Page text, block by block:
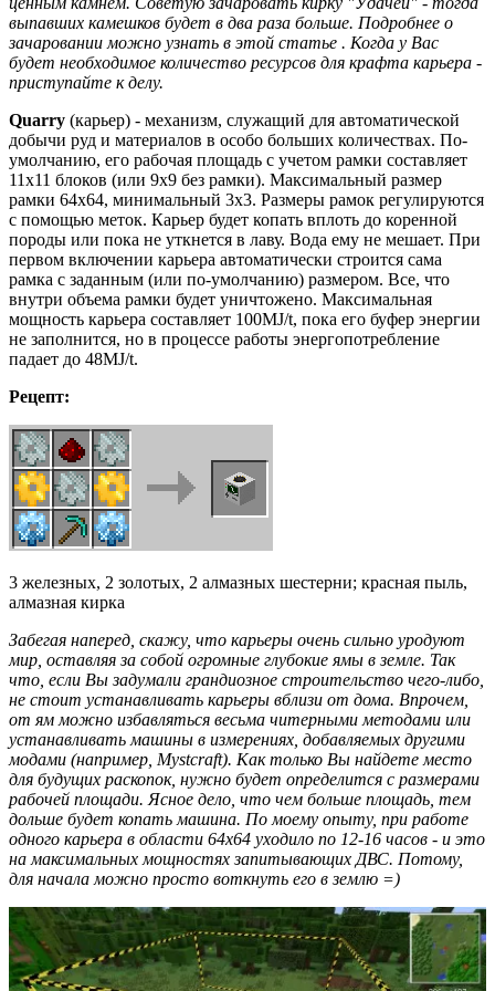
выпавших камешков будет в два раза больше. Подробнее о
зачаровании можно узнать в этой статье . Когда у Вас
будет необходимое количество ресурсов для крафта карьера -
приступайте к делу.
Quarry (карьер) - механизм, служащий для автоматической
добычи руд и материалов в особо больших количествах. По-
умолчанию, его рабочая площадь с учетом рамки составляет
11х11 блоков (или 9х9 без рамки). Максимальный размер
рамки 64х64, минимальный 3х3. Размеры рамок регулируются
с помощью меток. Карьер будет копать вплоть до коренной
породы или пока не уткнется в лаву. Вода ему не мешает. При
первом включении карьера автоматически строится сама
рамка с заданным (или по-умолчанию) размером. Все, что
внутри объема рамки будет уничтожено. Максимальная
мощность карьера составляет 100MJ/t, пока его буфер энергии
не заполнится, но в процессе работы энергопотребление
падает до 48MJ/t.
Рецепт:
3 железных, 2 золотых, 2 алмазных шестерни; красная пыль,
алмазная кирка
Забегая наперед, скажу, что карьеры очень сильно уродуют
мир, оставляя за собой огромные глубокие ямы в земле. Так
что, если Вы задумали грандиозное строительство чего-либо,
не стоит устанавливать карьеры вблизи от дома. Впрочем,
от ям можно избавляться весьма читерными методами или
устанавливать машины в измерениях, добавляемых другими
модами (например, Mystcraft). Как только Вы найдете место
для будущих раскопок, нужно будет определится с размерами
рабочей площади. Ясное дело, что чем больше площадь, тем
дольше будет копать машина. По моему опыту, при работе
одного карьера в области 64х64 уходило по 12-16 часов - и это
на максимальных мощностях запитывающих ДВС. Потому,
для начала можно просто воткнуть его в землю =)